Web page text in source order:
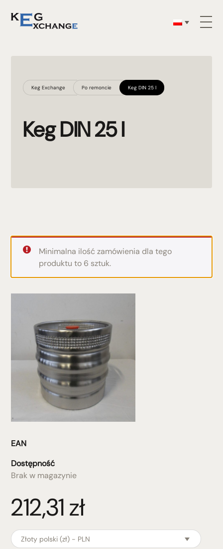
Keg Exchange Po remoncie Keg DIN 25 l
Keg DIN 25 l
Minimalna ilość zamówienia dla tego
produktu to 6 sztuk.
EAN
Dostępność
Brak w magazynie
212,31zł
Złoty polski (zł) - PLN